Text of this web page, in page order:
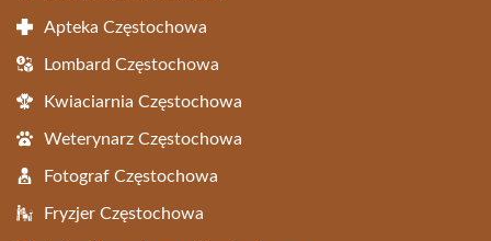
Apteka Częstochowa
Lombard Częstochowa
Kwiaciarnia Częstochowa
Weterynarz Częstochowa
Fotograf Częstochowa
Fryzjer Częstochowa